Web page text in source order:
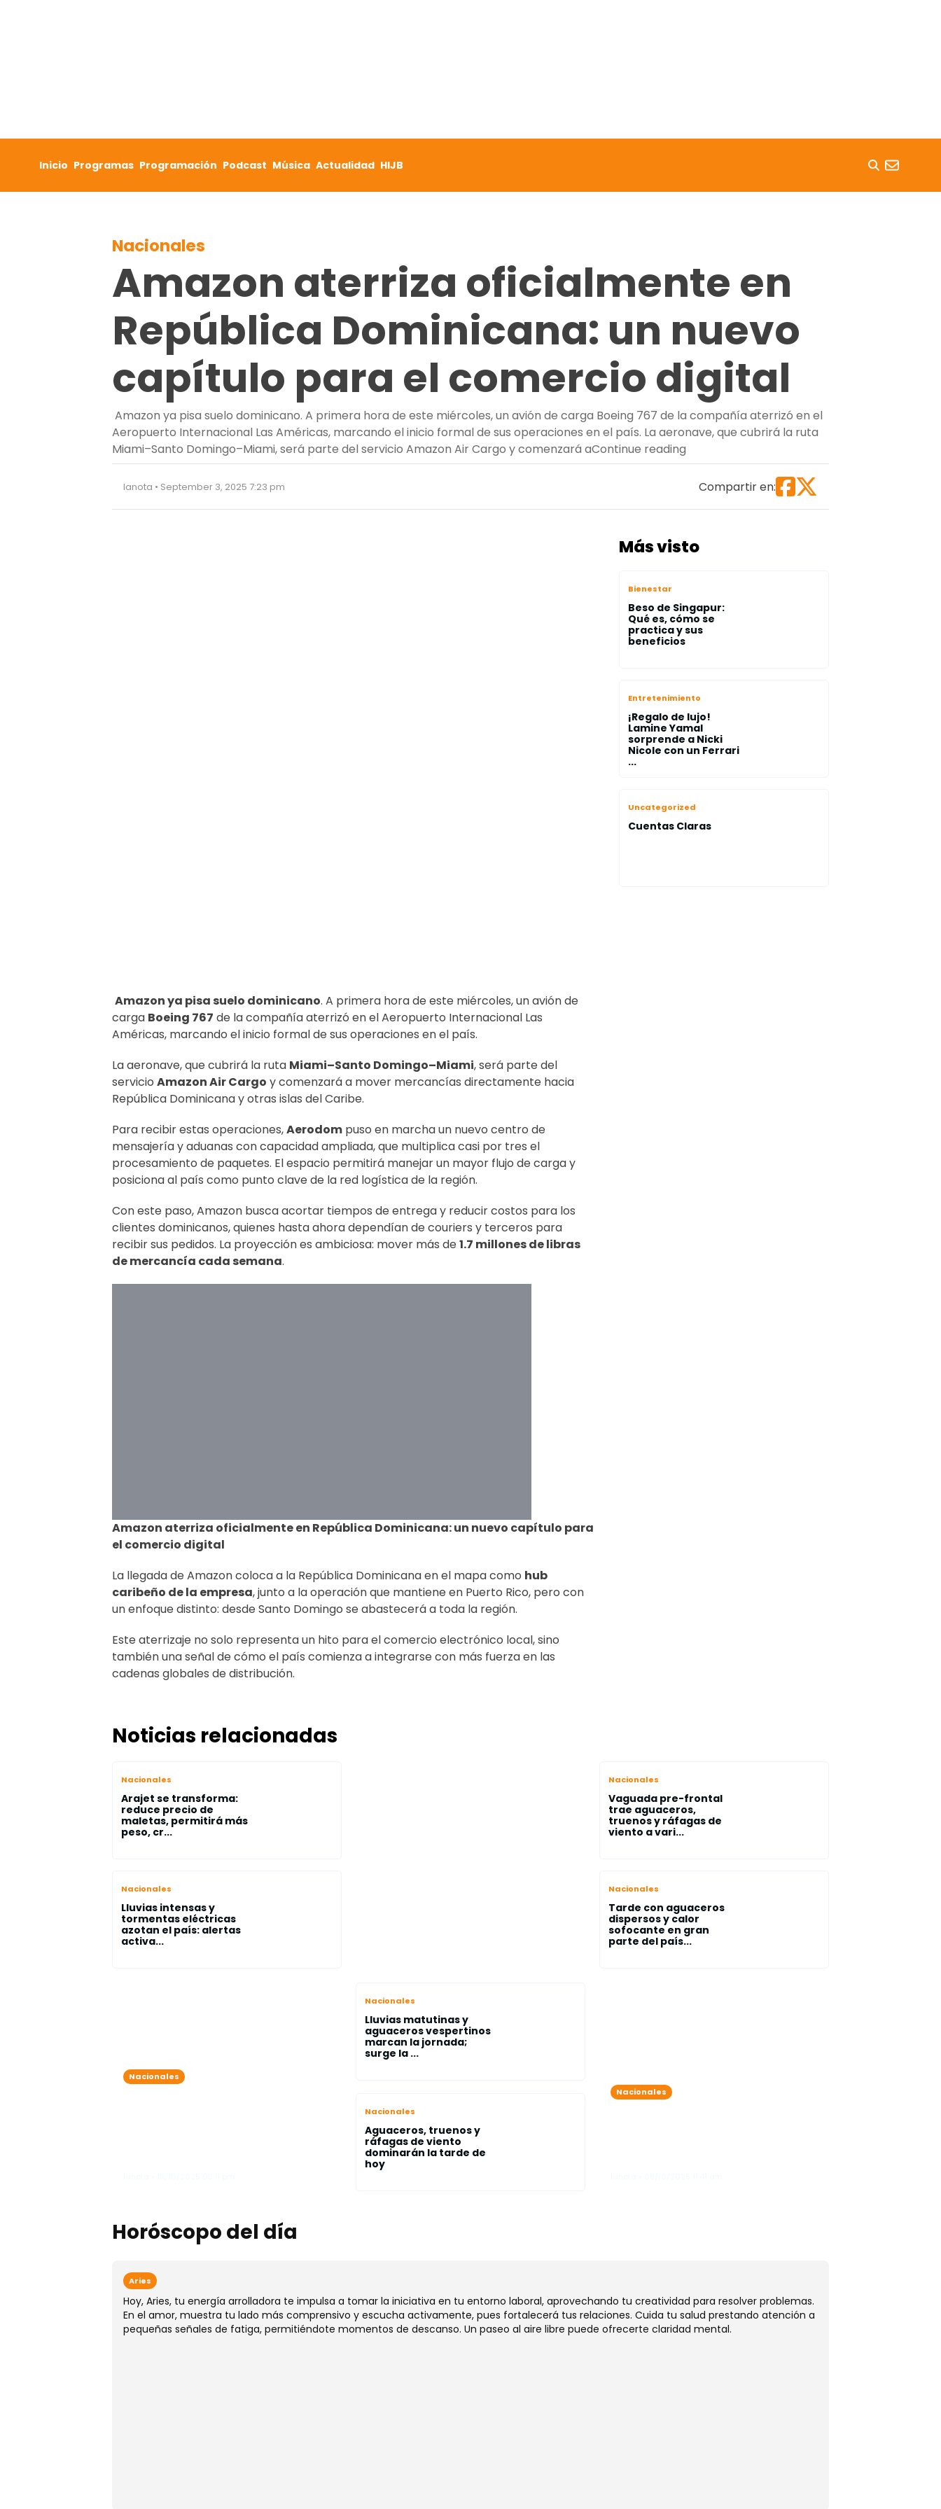
Inicio Programas Programación Podcast Música Actualidad HIJB
Nacionales
Amazon aterriza oficialmente en
República Dominicana: un nuevo
capítulo para el comercio digital
Amazon ya pisa suelo dominicano. A primera hora de este miércoles, un avión de carga Boeing 767 de la compañía aterrizó en el
Aeropuerto Internacional Las Américas, marcando el inicio formal de sus operaciones en el país. La aeronave, que cubrirá la ruta
Miami–Santo Domingo–Miami, será parte del servicio Amazon Air Cargo y comenzará aContinue reading
lanota • September 3, 2025 7:23 pm Compartir en:
Amazon ya pisa suelo dominicano. A primera hora de este miércoles, un avión de
carga Boeing 767 de la compañía aterrizó en el Aeropuerto Internacional Las
Américas, marcando el inicio formal de sus operaciones en el país.
La aeronave, que cubrirá la ruta Miami–Santo Domingo–Miami, será parte del
servicio Amazon Air Cargo y comenzará a mover mercancías directamente hacia
República Dominicana y otras islas del Caribe.
Para recibir estas operaciones,Aerodom puso en marcha un nuevo centro de
mensajería y aduanas con capacidad ampliada, que multiplica casi por tres el
procesamiento de paquetes. El espacio permitirá manejar un mayor flujo de carga y
posiciona al país como punto clave de la red logística de la región.
Con este paso, Amazon busca acortar tiempos de entrega y reducir costos para los
clientes dominicanos, quienes hasta ahora dependían de couriers y terceros para
recibir sus pedidos. La proyección es ambiciosa: mover más de 1.7 millones de libras
de mercancía cada semana.
Amazon aterriza oficialmente en República Dominicana: un nuevo capítulo para
el comercio digital
La llegada de Amazon coloca a la República Dominicana en el mapa como hub
caribeño de la empresa, junto a la operación que mantiene en Puerto Rico, pero con
un enfoque distinto: desde Santo Domingo se abastecerá a toda la región.
Este aterrizaje no solo representa un hito para el comercio electrónico local, sino
también una señal de cómo el país comienza a integrarse con más fuerza en las
cadenas globales de distribución.
Más visto
Bienestar
Beso de Singapur:
Qué es, cómo se
practica y sus
beneficios
Entretenimiento
¡Regalo de lujo!
Lamine Yamal
sorprende a Nicki
Nicole con un Ferrari
...
Uncategorized
Cuentas Claras
Noticias relacionadas
Nacionales
Arajet se transforma:
reduce precio de
maletas, permitirá más
peso, cr...
Nacionales
Lluvias intensas y
tormentas eléctricas
azotan el país: alertas
activa...
Nacionales
Vaguada pre-frontal
trae aguaceros,
truenos y ráfagas de
viento a vari...
Nacionales
Tarde con aguaceros
dispersos y calor
sofocante en gran
parte del país...
Nacionales
Nacionales
Lluvias matutinas y
aguaceros vespertinos
marcan la jornada;
surge la ...
Nacionales
Aguaceros, truenos y
ráfagas de viento
dominarán la tarde de
hoy
Nacionales
Horóscopo del día
Aries
Hoy, Aries, tu energía arrolladora te impulsa a tomar la iniciativa en tu entorno laboral, aprovechando tu creatividad para resolver problemas.
En el amor, muestra tu lado más comprensivo y escucha activamente, pues fortalecerá tus relaciones. Cuida tu salud prestando atención a
pequeñas señales de fatiga, permitiéndote momentos de descanso. Un paseo al aire libre puede ofrecerte claridad mental.